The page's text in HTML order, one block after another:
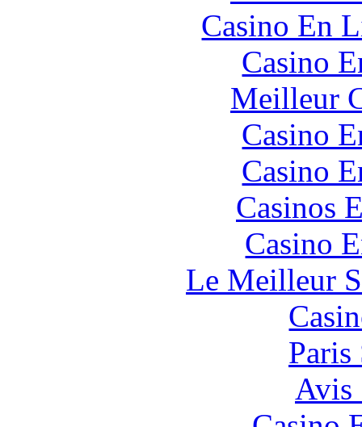
Casino En
Casino
Meilleur
Casino
Casino
Casinos
Casino
Le Meilleur
Avis